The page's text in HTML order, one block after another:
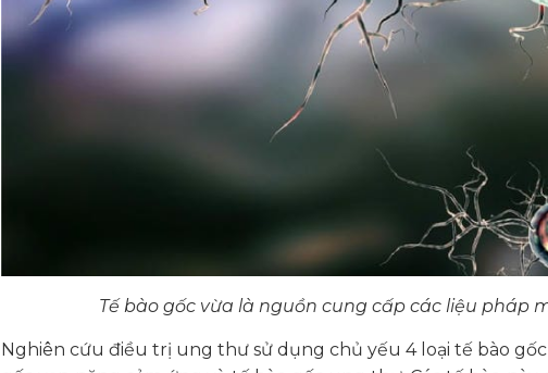
Tế bào gốc vừa là nguồn cung cấp các liệu
Nghiên cứu điều trị ung thư sử dụng chủ yếu 4 loại tế bào